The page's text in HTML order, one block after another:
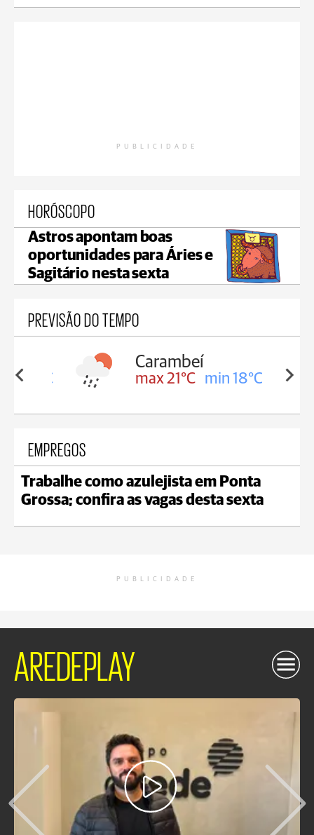
PUBLICIDADE
HORÓSCOPO
Astros apontam boas
oportunidades para Áries e
Sagitário nesta sexta
PREVISÃO DO TEMPO
18°C
Carambeí
max 21°C min 18°C
EMPREGOS
Trabalhe como azulejista em Ponta
Grossa; confira as vagas desta sexta
PUBLICIDADE
AREDEPLAY